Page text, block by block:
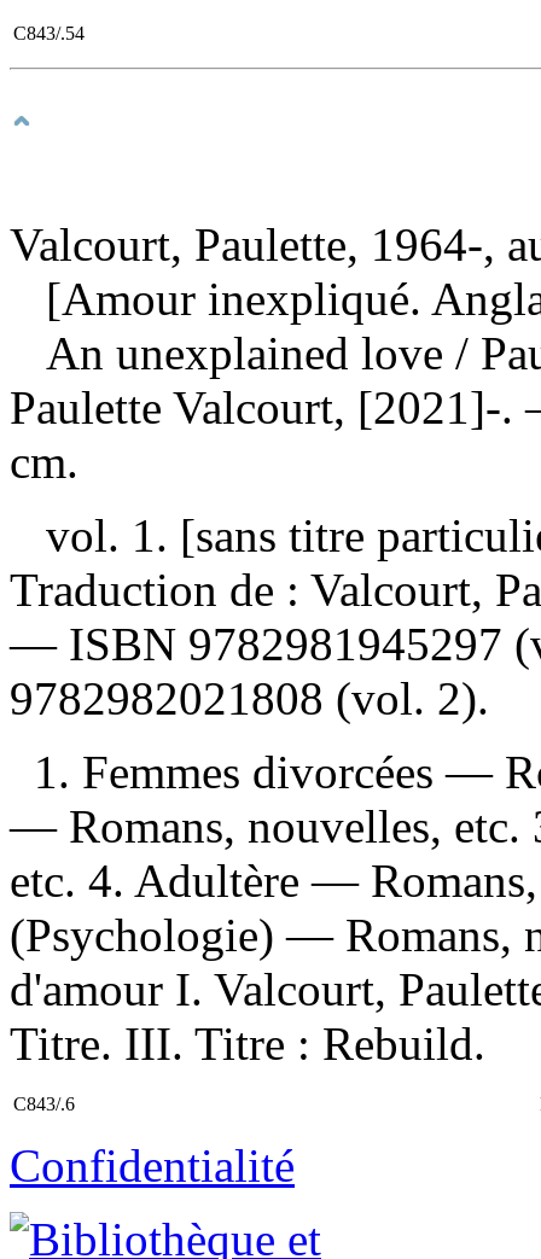
C843/.54
Valcourt, Paulette, 1964-,
[Amour inexpliqué.
An unexplained love /
Paulette Valcourt, [2021]-
cm.
vol. 1. [sans titre
Traduction de : Valcourt,
— ISBN 9782981945297
9782982021808 (vol. 2).
1. Femmes divorcées —
— Romans, nouvelles,
etc. 4. Adultère —
(Psychologie) — Romans,
d'amour I. Valcourt,
Titre. III. Titre : Rebuild.
C843/.6
Confidentialité